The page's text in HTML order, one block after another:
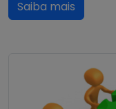
Saiba mais